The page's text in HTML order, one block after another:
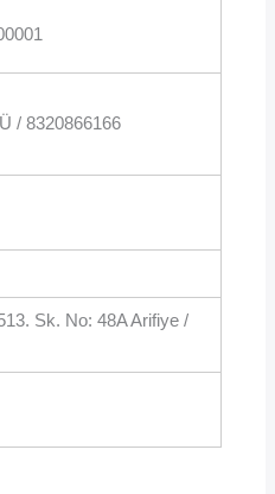
/ 8320866166
Sk. No: 48A Arifiye /